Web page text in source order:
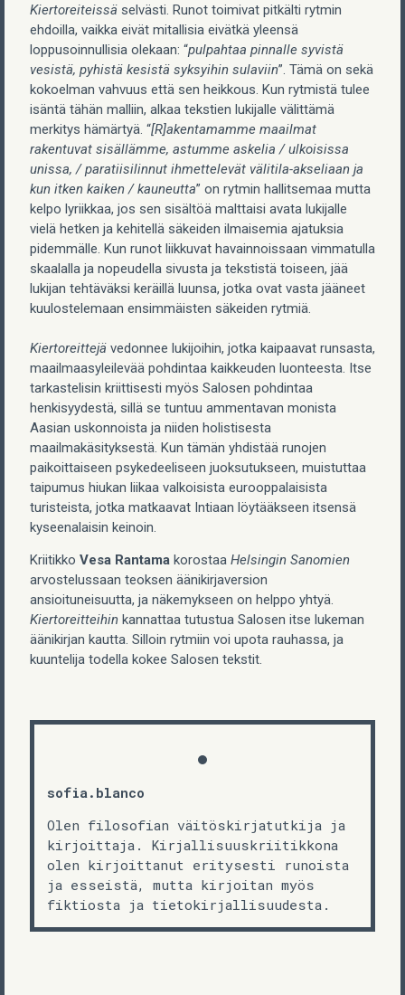
Kiertoreiteissä selvästi. Runot toimivat pitkälti rytmin
ehdoilla, vaikka eivät mitallisia eivätkä yleensä
loppusoinnullisia olekaan: “pulpahtaa pinnalle syvistä
vesistä, pyhistä kesistä syksyihin sulaviin”. Tämä on sekä
kokoelman vahvuus että sen heikkous. Kun rytmistä tulee
isäntä tähän malliin, alkaa tekstien lukijalle välittämä
merkitys hämärtyä. “[R]akentamamme maailmat
rakentuvat sisällämme, astumme askelia / ulkoisissa
unissa, / paratiisilinnut ihmettelevät välitila-akseliaan ja
kun itken kaiken / kauneutta” on rytmin hallitsemaa mutta
kelpo lyriikkaa, jos sen sisältöä malttaisi avata lukijalle
vielä hetken ja kehitellä säkeiden ilmaisemia ajatuksia
pidemmälle. Kun runot liikkuvat havainnoissaan vimmatulla
skaalalla ja nopeudella sivusta ja tekstistä toiseen, jää
lukijan tehtäväksi keräillä luunsa, jotka ovat vasta jääneet
kuulostelemaan ensimmäisten säkeiden rytmiä.
Kiertoreittejä vedonnee lukijoihin, jotka kaipaavat runsasta,
maailmaasyleilevää pohdintaa kaikkeuden luonteesta. Itse
tarkastelisin kriittisesti myös Salosen pohdintaa
henkisyydestä, sillä se tuntuu ammentavan monista
Aasian uskonnoista ja niiden holistisesta
maailmakäsityksestä. Kun tämän yhdistää runojen
paikoittaiseen psykedeeliseen juoksutukseen, muistuttaa
taipumus hiukan liikaa valkoisista eurooppalaisista
turisteista, jotka matkaavat Intiaan löytääkseen itsensä
kyseenalaisin keinoin.
Kriitikko Vesa Rantama korostaa Helsingin Sanomien
arvostelussaan teoksen äänikirjaversion
ansioituneisuutta, ja näkemykseen on helppo yhtyä.
Kiertoreitteihin kannattaa tutustua Salosen itse lukeman
äänikirjan kautta. Silloin rytmiin voi upota rauhassa, ja
kuuntelija todella kokee Salosen tekstit.
sofia.blanco
Olen filosofian väitöskirjatutkija ja
kirjoittaja. Kirjallisuuskriitikkona
olen kirjoittanut eritysesti runoista
ja esseistä, mutta kirjoitan myös
fiktiosta ja tietokirjallisuudesta.